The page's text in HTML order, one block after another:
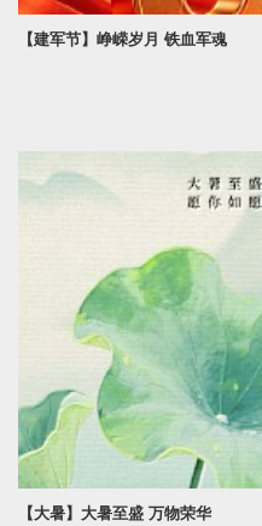
【建军节】峥嵘岁月 铁血军魂
【大暑】大暑至盛 万物荣华